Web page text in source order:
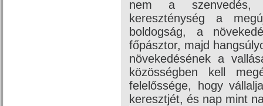
nem a
kereszténység a
boldogság, a
főpásztor, majd
növekedésének a
közösségben kell
felelőssége, hogy
keresztjét, és nap mint